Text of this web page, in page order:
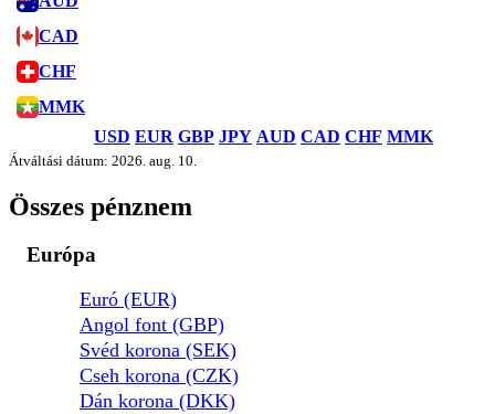
CAD
CHF
MMK
USD EUR GBP JPY AUD CAD CHF MMK
Átváltási dátum: 2026. aug. 10.
Összes pénznem
Európa
Euró (EUR)
Angol font (GBP)
Svéd korona (SEK)
Cseh korona (CZK)
Dán korona (DKK)